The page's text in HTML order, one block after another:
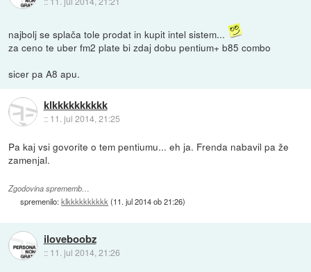
najbolj se splača tole prodat in kupit intel sistem...
za ceno te uber fm2 plate bi zdaj dobu pentium+ b85 combo
sicer pa A8 apu.
klkkkkkkkkkk
:: 11. jul 2014, 21:25
Pa kaj vsi govorite o tem pentiumu... eh ja. Frenda nabavil pa že
zamenjal.
Zgodovina sprememb…
spremenilo:klkkkkkkkkkk (11. jul 2014 ob 21:26)
iloveboobz
:: 11. jul 2014, 21:26